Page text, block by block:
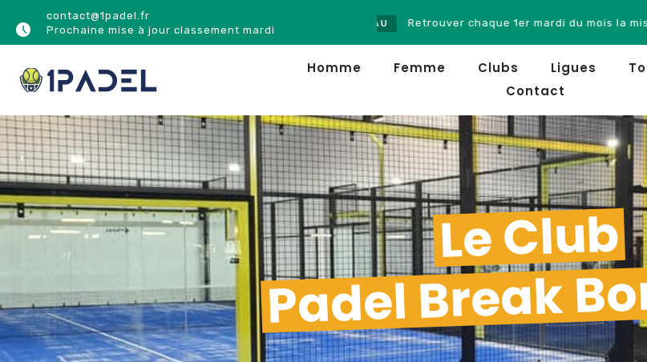
contact@1padel.fr
Prochaine mise à jour classement mardi
Retrouver chaque 1er mardi du mois la mise à
Homme Femme Clubs Ligues
Contact
Le Club
Padel Break